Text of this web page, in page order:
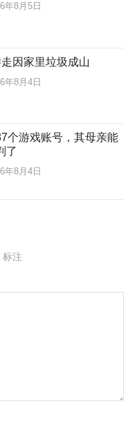
年8月5日
因家里垃圾成山
年8月4日
个游戏账号，其母亲能
了
年8月4日
标注